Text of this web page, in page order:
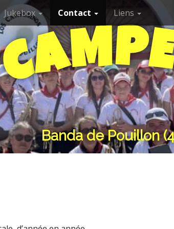
Jukebox Contact Liens
AMP
Banda de Pouillon